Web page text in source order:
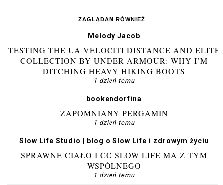
ZAGLĄDAM RÓWNIEŻ
Melody Jacob
TESTING THE UA VELOCITI DISTANCE AND ELITE
COLLECTION BY UNDER ARMOUR: WHY I’M
DITCHING HEAVY HIKING BOOTS
1 dzień temu
bookendorfina
ZAPOMNIANY PERGAMIN
1 dzień temu
Slow Life Studio | blog o Slow Life i zdrowym życiu
SPRAWNE CIAŁO I CO SLOW LIFE MA Z TYM
WSPÓLNEGO
1 dzień temu